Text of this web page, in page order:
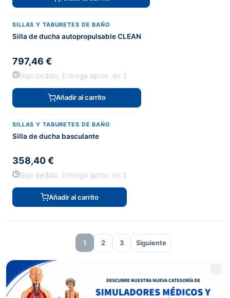
SILLAS Y TABURETES DE BAÑO
Silla de ducha autopropulsable CLEAN
797,46 €
Bajo pedido, Entrega aprox. en 3
Añadir al carrito
SILLAS Y TABURETES DE BAÑO
Silla de ducha basculante
358,40 €
Bajo pedido, Entrega aprox. en 5
Añadir al carrito
1 2 3 Siguiente